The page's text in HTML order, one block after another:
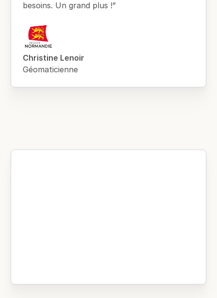
besoins. Un grand plus !”
Christine Lenoir
Géomaticienne